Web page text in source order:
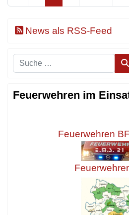
News als RSS-Feed
Suchen
Feuerwehren im
Feuerwehren